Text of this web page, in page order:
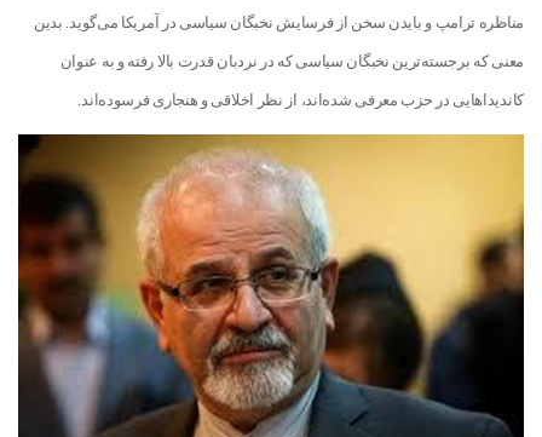
مناظره ترامپ و بایدن سخن از فرسایش نخبگان سیاسی در آمریکا می‌گوید. بدین
معنی که برجسته‌ترین نخبگان سیاسی که در نردبان قدرت بالا رفته و به عنوان
کاندیداهایی در حزب معرفی شده‌اند، از نظر اخلاقی و هنجاری فرسوده‌اند.